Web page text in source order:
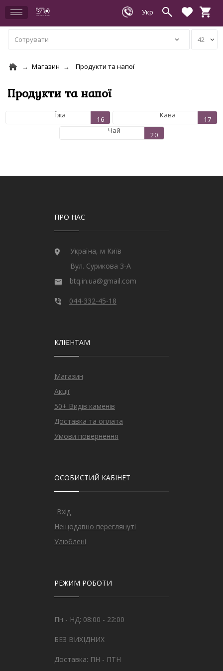
Магазин Продукти та напої
Продукти та напої
Їжа
Кава
Чай
ПРО НАС
Україна, м Київ
Вул. Сурикова 3-А
btq.in.ua@gmail.com
044-332-45-18
КЛІЄНТАМ
Магазин
Акції
50+ Видів каменів
Доставка та оплата
Умови повернення
ОСОБИСТИЙ КАБІНЕТ
Вхід
Нещодавно переглянуті
Улюблені
РЕЖИМ РОБОТИ
Пн - НД: 08:00 - 22:00
БЕЗ ВИХІДНИХ
Доставка: ПН - ПТН